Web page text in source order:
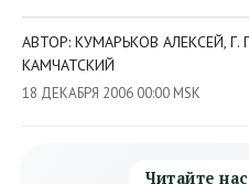
АВТОР: КУМАРЬКОВ АЛЕКСЕЙ,
КАМЧАТСКИЙ
18 ДЕКАБРЯ 2006 00:00 MSK
Читайте